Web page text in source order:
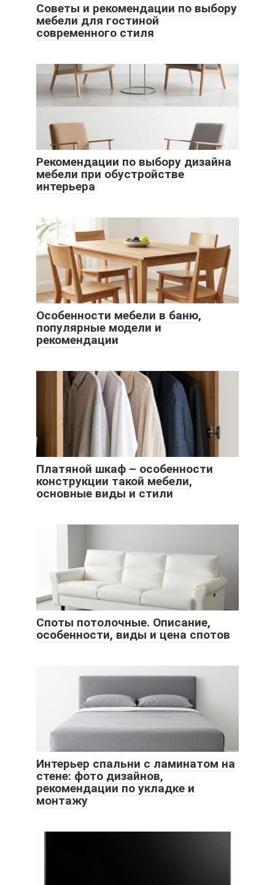
Советы и рекомендации по выбору
мебели для гостиной
современного стиля
Рекомендации по выбору дизайна
мебели при обустройстве
интерьера
Особенности мебели в баню,
популярные модели и
рекомендации
Платяной шкаф – особенности
конструкции такой мебели,
основные виды и стили
Споты потолочные. Описание,
особенности, виды и цена спотов
Интерьер спальни с ламинатом на
стене: фото дизайнов,
рекомендации по укладке и
монтажу